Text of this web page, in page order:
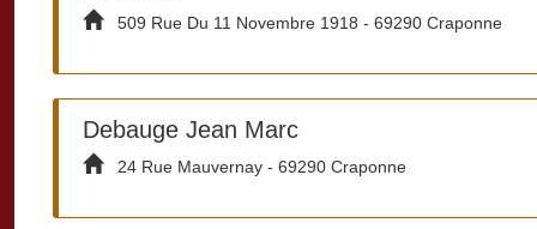
509 Rue Du 11 Novembre 1918 - 69290 Craponne
Debauge Jean Marc
24 Rue Mauvernay - 69290 Craponne